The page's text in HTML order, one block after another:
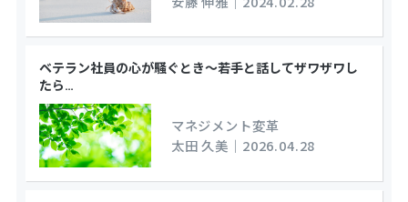
ベテラン社員の心が騒ぐとき～若手と話してザワザワし
たら…
マネジメント変革
太田 久美 ｜ 2026.04.28